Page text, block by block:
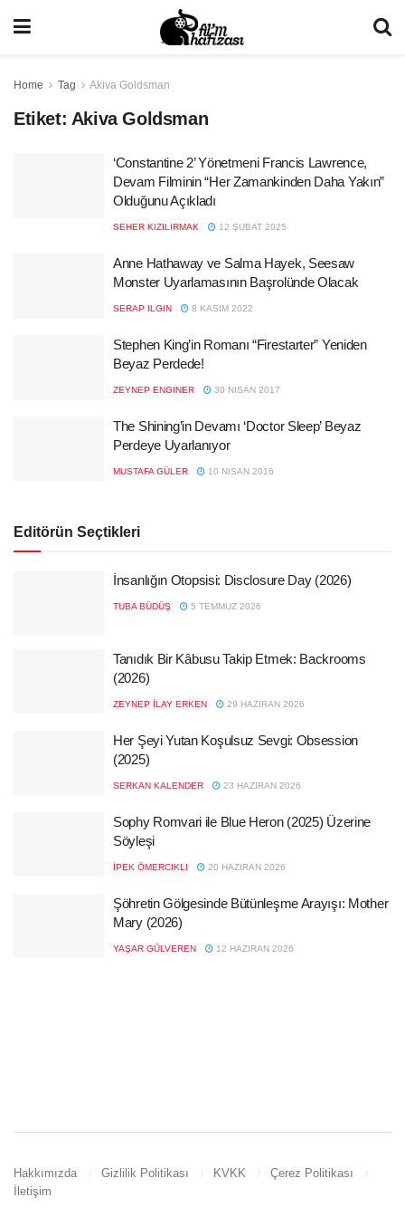
Home Tag Akiva Goldsman
Etiket: Akiva Goldsman
‘Constantine 2’ Yönetmeni Francis Lawrence,
Devam Filminin “Her Zamankinden Daha Yakın”
Olduğunu Açıkladı
SEHER KIZILIRMAK 12 ŞUBAT 2025
Anne Hathaway ve Salma Hayek, Seesaw
Monster Uyarlamasının Başrolünde Olacak
SERAP ILGIN 8 KASIM 2022
Stephen King’in Romanı “Firestarter” Yeniden
Beyaz Perdede!
ZEYNEP ENGINER 30 NISAN 2017
The Shining’in Devamı ‘Doctor Sleep’ Beyaz
Perdeye Uyarlanıyor
MUSTAFA GÜLER 10 NISAN 2016
Editörün Seçtikleri
İnsanlığın Otopsisi: Disclosure Day (2026)
TUBA BÜDÜŞ 5 TEMMUZ 2026
Tanıdık Bir Kâbusu Takip Etmek: Backrooms
(2026)
ZEYNEP İLAY ERKEN 29 HAZIRAN 2026
Her Şeyi Yutan Koşulsuz Sevgi: Obsession
(2025)
SERKAN KALENDER 23 HAZIRAN 2026
Sophy Romvari ile Blue Heron (2025) Üzerine
Söyleşi
İPEK ÖMERCIKLI 20 HAZIRAN 2026
Şöhretin Gölgesinde Bütünleşme Arayışı: Mother
Mary (2026)
YAŞAR GÜLVEREN 12 HAZIRAN 2026
Hakkımızda Gizlilik Politikası KVKK
Çerez Politikası
İletişim